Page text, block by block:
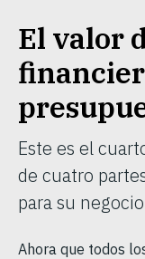
El valor
Este es el
de cuatro
para su
Ahora que todos